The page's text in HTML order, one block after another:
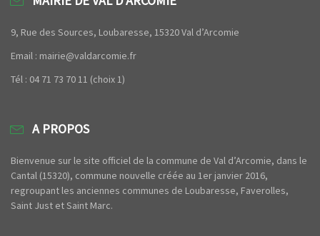
9, Rue des Sources, Loubaresse, 15320 Val d’Arcomie
Email : mairie@valdarcomie.fr
Tél : 04 71 73 70 11 (choix 1)
A PROPOS
Bienvenue sur le site officiel de la commune de Val d’Arcomie, dans le
Cantal (15320), commune nouvelle créée au 1er janvier 2016,
regroupant les anciennes communes de Loubaresse, Faverolles,
Saint Just et Saint Marc.